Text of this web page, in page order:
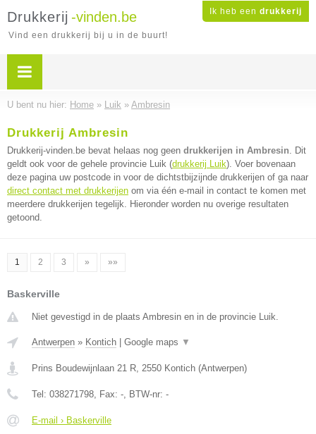
Ik heb een drukkerij
Drukkerij -vinden.be
Vind een drukkerij bij u in de buurt!
U bent nu hier: Home » Luik » Ambresin
Drukkerij Ambresin
Drukkerij-vinden.be bevat helaas nog geen drukkerijen in Ambresin. Dit
geldt ook voor de gehele provincie Luik (drukkerij Luik). Voer bovenaan
deze pagina uw postcode in voor de dichtstbijzijnde drukkerijen of ga naar
direct contact met drukkerijen om via één e-mail in contact te komen met
meerdere drukkerijen tegelijk. Hieronder worden nu overige resultaten
getoond.
1 2 3 » »»
Baskerville
Niet gevestigd in de plaats Ambresin en in de provincie Luik.
Antwerpen » Kontich Google maps ▼
Prins Boudewijnlaan 21 R, 2550 Kontich (Antwerpen)
Tel: 038271798, Fax: -, BTW-nr: -
E-mail › Baskerville